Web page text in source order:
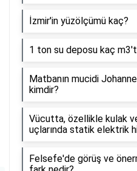
İzmir'in yüzölçümü kaç?
1 ton su deposu kaç
Matbanın mucidi
kimdir?
Vücutta, özellikle kulak
uçlarında statik elektrik
Felsefe'de görüş ve